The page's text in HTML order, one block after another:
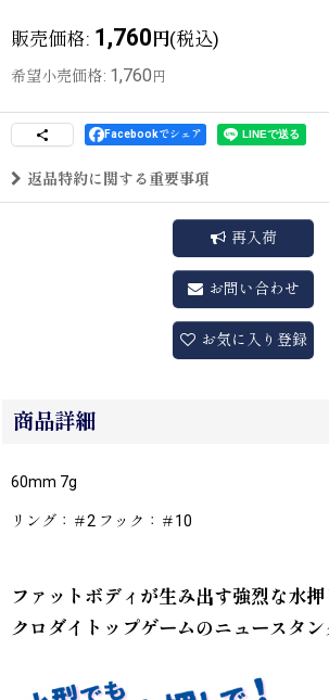
販売価格: 1,760円(税込)
希望小売価格: 1,760 円
Facebookでシェア
返品特約に関する重要事項
再入荷
お問い合わせ
お気に入り登録
商品詳細
60mm 7g
リング：＃2 フック：＃10
ファットボディが生み出す強烈な水押
クロダイトップゲームのニュースタ